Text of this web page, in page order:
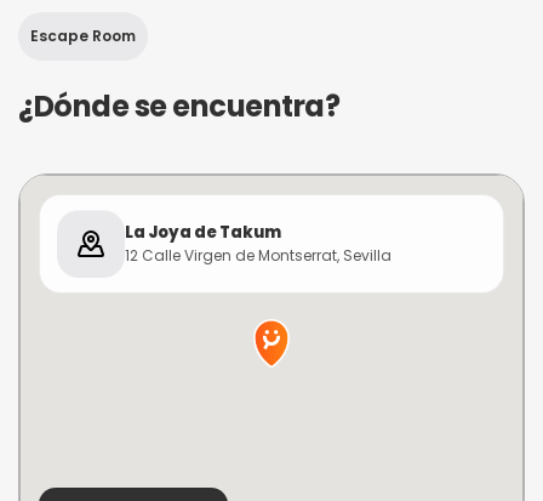
Escape Room
¿Dónde se encuentra?
La Joya de Takum
12 Calle Virgen de Montserrat, Sevilla